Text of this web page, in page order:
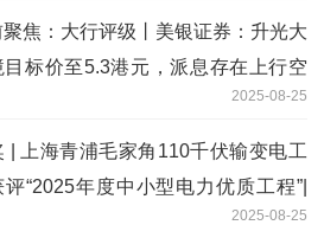
聚焦：大行评级丨美银证券：升光大
目标价至5.3港元，派息存在上行空
2025-08-25
| 上海青浦毛家角110千伏输变电工
评“2025年度中小型电力优质工程”|
2025-08-25